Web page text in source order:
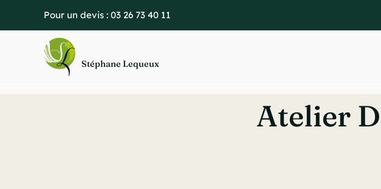
Pour un devis : 03 26 73 40 11
Stéphane Lequeux
Atelier